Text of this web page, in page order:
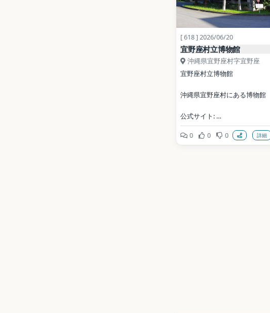
/ CC BY-SA 4.0（Wikimedia
Commons）
地点データ: Wikidata (CC0)
[ 618 ] 2026/06/20
宜野座村立博物館
沖縄県宜野座村字宜野座
宜野座村立博物館
沖縄県宜野座村にある博物館
公式サイト:
http://www.vill.ginoza.okinaw
a.jp/facilities/museum
0 0 0 詳細